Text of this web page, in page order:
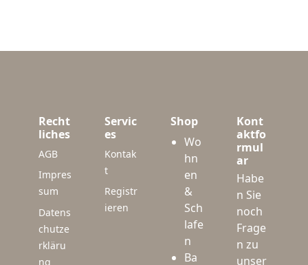
Recht
liches
AGB
Impres
sum
Datens
chutze
rkläru
ng
Servic
es
Kontak
t
Registr
ieren
Shop
Wo
hn
en
&
Sch
lafe
n
Ba
Kont
aktfo
rmul
ar
Habe
n Sie
noch
Frage
n zu
unser